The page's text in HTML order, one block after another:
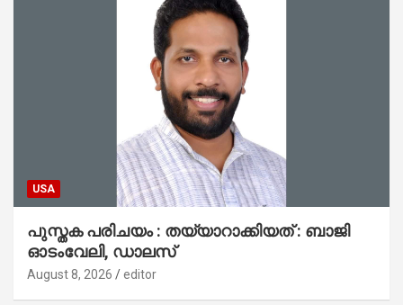
USA
പുസ്തക പരിചയം : തയ്യാറാക്കിയത് : ബാജി
ഓടംവേലി, ഡാലസ്
August 8, 2026 editor